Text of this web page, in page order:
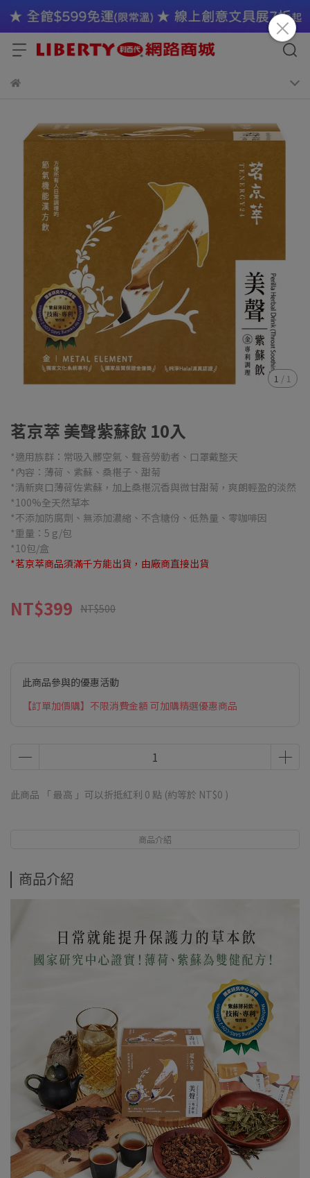
1 / 1
茗京萃 美聲紫蘇飲 10入
*適用族群：常吸入髒空氣、聲音勞動者、口罩戴整天
*內容：薄荷、紫蘇、桑椹子、甜菊
*清新爽口薄荷佐紫蘇，加上桑椹沉香與微甘甜菊，爽朗輕盈的淡然
*100%全天然草本
*不添加防腐劑、無添加濃縮、不含糖份、低熱量、零咖啡因
*重量：5 g/包
*10包/盒
*茗京萃商品須滿千方能出貨，由廠商直接出貨
NT$399 NT$500
此商品參與的優惠活動
【訂單加價購】不限消費金額 可加購精選優惠商品
此商品 「 最高 」可以折抵紅利 0 點 (約等於 NT$0 )
商品介紹
商品介紹